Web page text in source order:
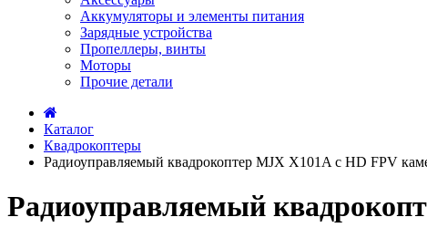
Аккумуляторы и элементы питания
Зарядные устройства
Пропеллеры, винты
Моторы
Прочие детали
Каталог
Квадрокоптеры
Радиоуправляемый квадрокоптер MJX X101A c HD FPV
Радиоуправляемый